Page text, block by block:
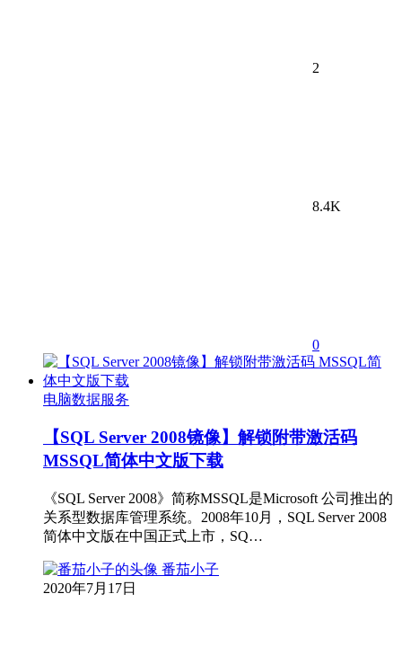
2
8.4K
0
电脑数据服务
【SQL Server 2008镜像】解锁附带激活码
MSSQL简体中文版下载
《SQL Server 2008》简称MSSQL是Microsoft 公司推出的
关系型数据库管理系统。2008年10月，SQL Server 2008
简体中文版在中国正式上市，SQ…
番茄小子
2020年7月17日